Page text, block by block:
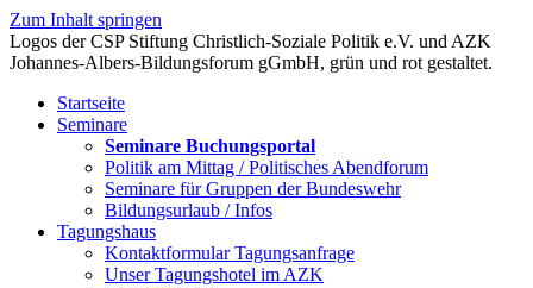
Zum Inhalt springen
Startseite
Seminare
Seminare Buchungsportal
Politik am Mittag / Politisches Abendforum
Seminare für Gruppen der Bundeswehr
Bildungsurlaub / Infos
Tagungshaus
Kontaktformular Tagungsanfrage
Unser Tagungshotel im AZK